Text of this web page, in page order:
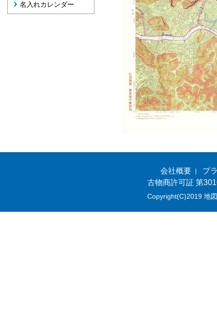
名入れカレンダー
会社概要
プ
古物商許可証 第
Copyright(C)2019 地